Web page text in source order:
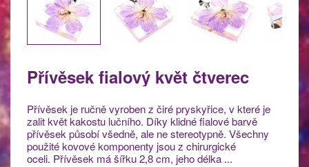
Přívěsek fialový květ čtverec
Přívěsek je ručně vyroben z čiré pryskyřice, v které je
zalit květ kakostu lučního. Díky klidné fialové barvě
přívěsek působí všedně, ale ne stereotypně. Všechny
použité kovové komponenty jsou z chirurgické
oceli. Přívěsek má šířku 2,8 cm, jeho délka ...